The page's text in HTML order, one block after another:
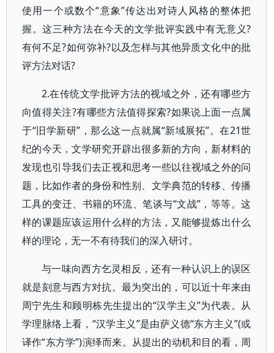
使用一个或数个“意象”传达出对诗人风格的整体把
握。这三种方法在今天的文学批评实践中有无意义?
有何不足?如何弥补?以及怎样与其他异质文化中的批
评方法对话?
2.在传统文学批评方法的视域之外，还有哪些方
向值得关注?有哪些方法值得探索?如果说上面一点属
于“旧学新研”，那么这一点就属“新域展拓”。在21世
纪的今天，文学研究开辟出很多新的方向，新材料的
发现也引导我们去正视和思考一些以往视域之外的问
题，比如作者的身份和性别、文学典范的转移、传播
工具的变迁、书籍的环流、笔谈与“文战”，等等。这
样的课题应该运用什么样的方法，又能够提炼出什么
样的理论，无一不有待我们的深入研讨。
与一味向西方乞灵相反，还有一种认识上的误区
就是刻意与西方对抗。最为突出的，可以近十年来由
周宁先生和顾明栋先生提出的“汉学主义”为代表。从
学理脉络上看，“汉学主义”是由萨义德“东方主义”(或
译作“东方学”)演绎而来。从提出的动机和目的看，周